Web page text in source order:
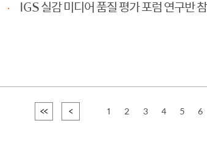
IGS 실감 미디어 품질 평가 포럼 연구반
<< < 1 2 3 4 5 6